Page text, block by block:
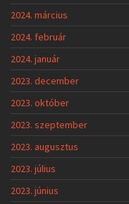
2024. március
2024. február
2024. január
2023. december
2023. október
2023. szeptember
2023. augusztus
2023. július
2023. június